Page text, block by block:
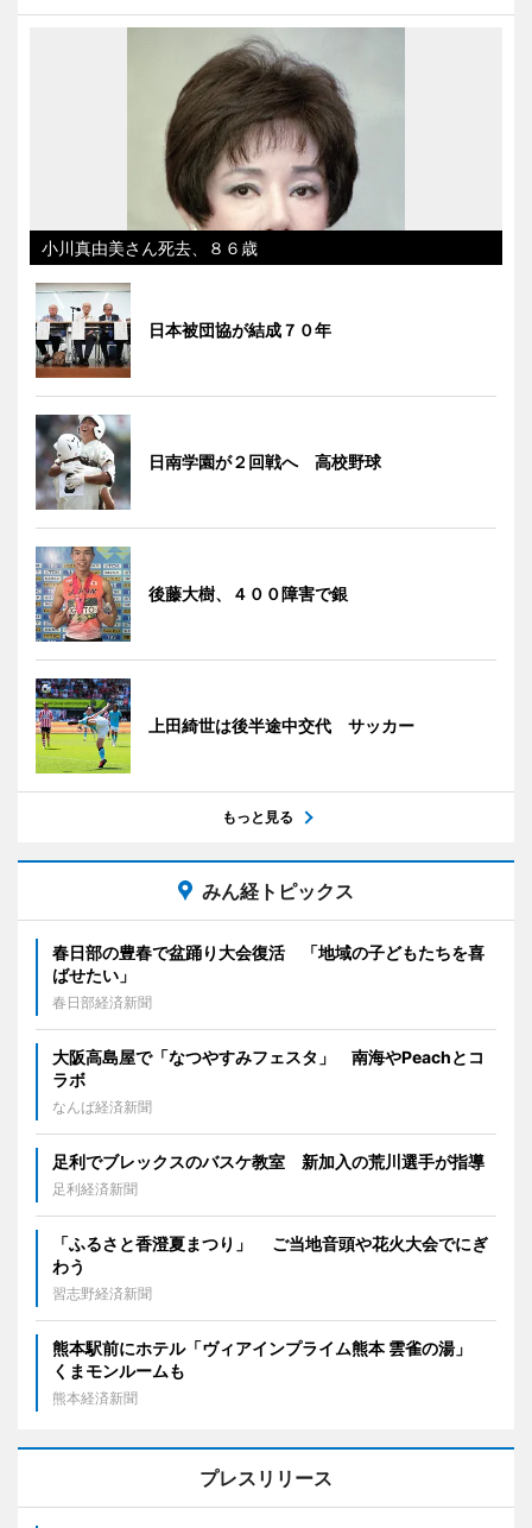
小川真由美さん死去、８６歳
日本被団協が結成７０年
日南学園が２回戦へ 高校野球
後藤大樹、４００障害で銀
上田綺世は後半途中交代 サッカー
もっと見る
みん経トピックス
春日部の豊春で盆踊り大会復活 「地域の子どもたちを喜
ばせたい」
春日部経済新聞
大阪高島屋で「なつやすみフェスタ」 南海やPeachとコ
ラボ
なんば経済新聞
足利でブレックスのバスケ教室 新加入の荒川選手が指導
足利経済新聞
「ふるさと香澄夏まつり」 ご当地音頭や花火大会でにぎ
わう
習志野経済新聞
熊本駅前にホテル「ヴィアインプライム熊本 雲雀の湯」
くまモンルームも
熊本経済新聞
プレスリリース